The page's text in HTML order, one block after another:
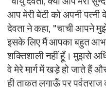
आप मेरी बेटी को अपनी
देवता ने कहा, "चाची आपने
इसके लिए मैं आपका बहुत
शक्तिशाली नहीं हूँ। मुझसे
वे मेरे मार्ग में खड़े हो जाते हैं
ही ताकत लगाऊँ पर